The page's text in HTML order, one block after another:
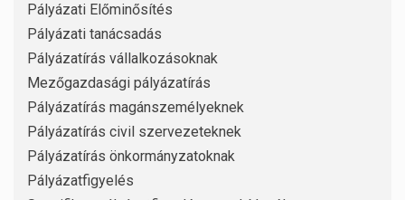
Pályázati Előminősítés
Pályázati tanácsadás
Pályázatírás vállalkozásoknak
Mezőgazdasági pályázatírás
Pályázatírás magánszemélyeknek
Pályázatírás civil szervezeteknek
Pályázatírás önkormányzatoknak
Pályázatfigyelés